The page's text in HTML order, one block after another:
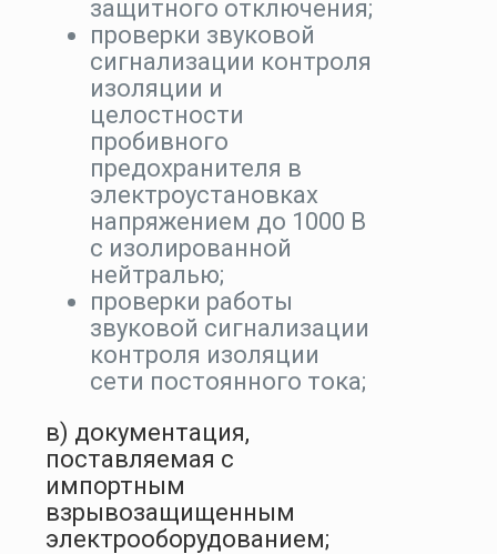
защитного отключения;
проверки звуковой
сигнализации контроля
изоляции и
целостности
пробивного
предохранителя в
электроустановках
напряжением до 1000 В
с изолированной
нейтралью;
проверки работы
звуковой сигнализации
контроля изоляции
сети постоянного тока;
в) документация,
поставляемая с
импортным
взрывозащищенным
электрооборудованием;